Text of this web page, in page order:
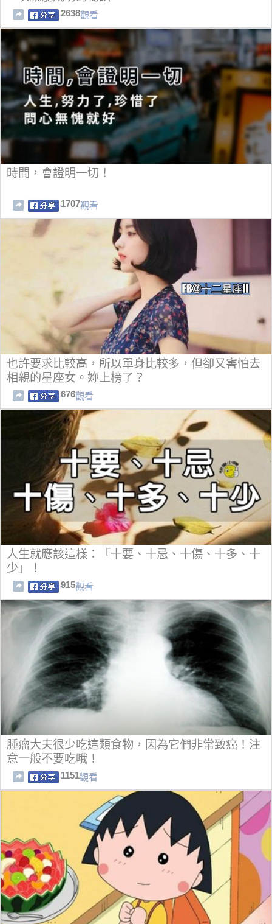
2638觀看
時間，會證明一切！
1707觀看
也許要求比較高，所以單身比較多，但卻又害怕去
相親的星座女。妳上榜了？
676觀看
人生就應該這樣：「十要、十忌、十傷、十多、十
少」！
915觀看
腫瘤大夫很少吃這類食物，因為它們非常致癌！注
意一般不要吃哦！
1151觀看